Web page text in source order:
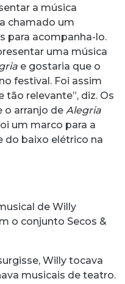
a música
chamado um
para acompanha-lo.
uma música
e gostaria que o
festival. Foi assim
relevante”, diz. Os
o arranjo de Alegria
um marco para a
do baixo elétrico na
de Willy
o conjunto Secos &
Willy tocava
musicais de teatro.